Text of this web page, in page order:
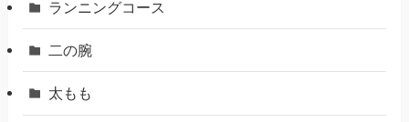
ランニングコース
二の腕
太もも